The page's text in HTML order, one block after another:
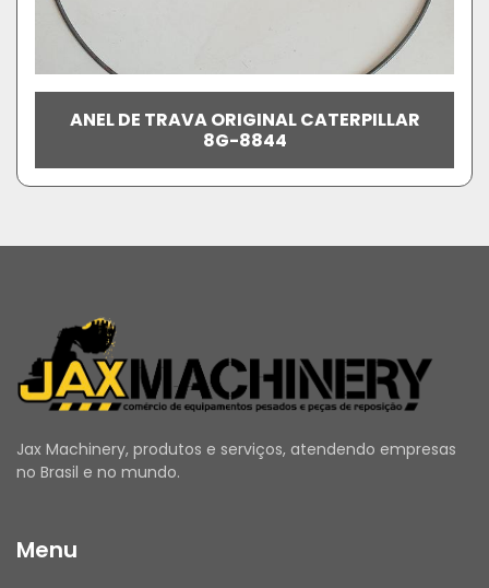
ANEL DE TRAVA ORIGINAL CATERPILLAR
8G-8844
Jax Machinery, produtos e serviços, atendendo empresas
no Brasil e no mundo.
Menu